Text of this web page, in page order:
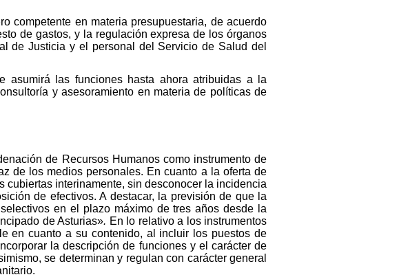
competente en materia presupuestaria, de acuerdo
de gastos, y la regulación expresa de los órganos
de Justicia y el personal del Servicio de Salud del
las funciones hasta ahora atribuidas a la
y asesoramiento en materia de políticas de
de Recursos Humanos como instrumento de
de los medios personales. En cuanto a la oferta de
interinamente, sin desconocer la incidencia
de efectivos. A destacar, la previsión de que la
en el plazo máximo de tres años desde la
de Asturias». En lo relativo a los instrumentos
en cuanto a su contenido, al incluir los puestos de
la descripción de funciones y el carácter de
se determinan y regulan con carácter general